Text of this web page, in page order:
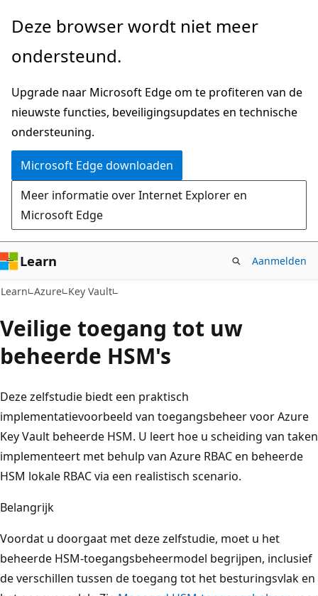
Naar
gaan
Deze browser wordt niet meer
ondersteund.
Upgrade naar Microsoft Edge om te profiteren van de
nieuwste functies, beveiligingsupdates en technische
ondersteuning.
Microsoft Edge downloaden
Meer informatie over Internet Explorer en
Microsoft Edge
Learn Aanmelden
Learn Azure Key Vault
Veilige toegang tot uw
beheerde HSM's
Deze zelfstudie biedt een praktisch
implementatievoorbeeld van toegangsbeheer voor Azure
Key Vault beheerde HSM. U leert hoe u scheiding van taken
implementeert met behulp van Azure RBAC en beheerde
HSM lokale RBAC via een realistisch scenario.
Belangrijk
Voordat u doorgaat met deze zelfstudie, moet u het
beheerde HSM-toegangsbeheermodel begrijpen, inclusief
de verschillen tussen de toegang tot het besturingsvlak en